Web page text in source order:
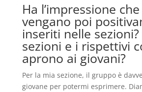
Ha l’impressione
vengano poi
inseriti nelle sezioni?
sezioni e i rispettivi
aprono ai giovani?
Per la mia sezione, il gruppo è
giovane per potermi esprimere.